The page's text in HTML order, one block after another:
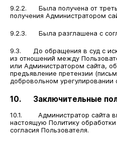
9.2.2. Была получена от
получения Администратором
9.2.3. Была разглашена с
9.3. До обращения в суд с
из отношений между
или Администратором сайта,
предъявление претензии
добровольном урегулировании
10. Заключительные
10.1. Администратор сайта
настоящую Политику
согласия Пользователя.